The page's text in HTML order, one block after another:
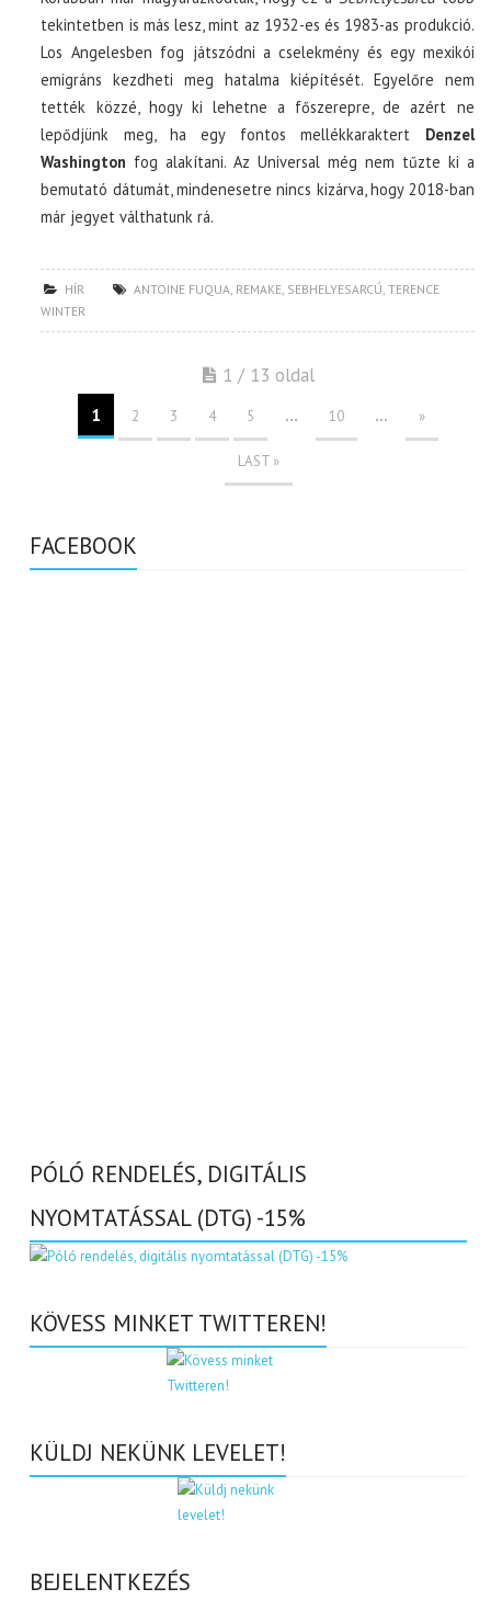
tekintetben is más lesz, mint az 1932-es és 1983-as produkció.
Los Angelesben fog játszódni a cselekmény és egy mexikói
emigráns kezdheti meg hatalma kiépítését. Egyelőre nem
tették közzé, hogy ki lehetne a főszerepre, de azért ne
lepődjünk meg, ha egy fontos mellékkaraktert Denzel
Washington fog alakítani. Az Universal még nem tűzte ki a
bemutató dátumát, mindenesetre nincs kizárva, hogy 2018-ban
már jegyet válthatunk rá.
HÍR ANTOINE FUQUA REMAKE SEBHELYESARCÚ ,TERENCE
WINTER
1 / 13 oldal
1 2 3 4 5 ... 10 ... »
LAST »
FACEBOOK
PÓLÓ RENDELÉS, DIGITÁLIS
NYOMTATÁSSAL (DTG) -15%
KÖVESS MINKET TWITTEREN!
KÜLDJ NEKÜNK LEVELET!
BEJELENTKEZÉS